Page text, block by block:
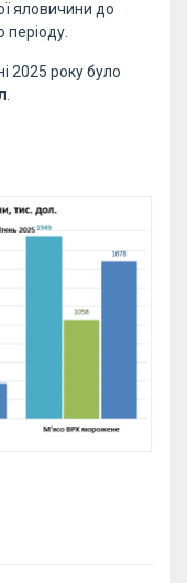
яловичини до
періоду.
2025 року було